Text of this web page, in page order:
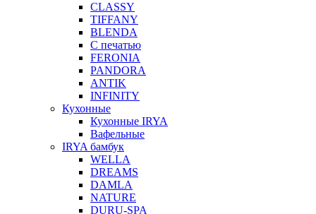
CLASSY
TIFFANY
BLENDA
С печатью
FERONIA
PANDORA
ANTIK
INFINITY
Кухонные
Кухонные IRYA
Вафельные
IRYA бамбук
WELLA
DREAMS
DAMLA
NATURE
DURU-SPA